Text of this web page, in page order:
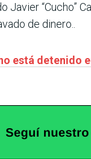
Javier “Cucho”
de dinero..
está detenido